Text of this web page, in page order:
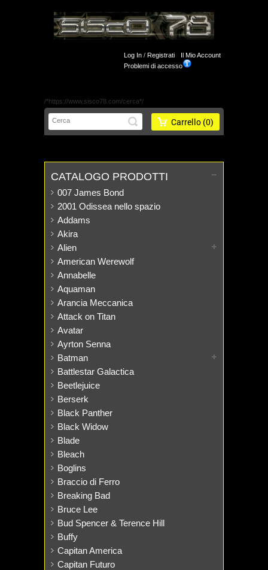
/*https://www.sisco78.com/cerca*/
Log In / Registrati
Il Mio Account
Problemi di accesso
Carrello (0)
CATALOGO PRODOTTI
007 James Bond
2001 Odissea nello spazio
Addams
Akira
Alien
American Werewolf
Annabelle
Aquaman
Arancia Meccanica
Attack on Titan
Avatar
Ayrton Senna
Batman
Battlestar Galactica
Beetlejuice
Berserk
Black Panther
Black Widow
Blade
Bleach
Boglins
Braccio di Ferro
Breaking Bad
Bruce Lee
Bud Spencer & Terence Hill
Buffy
Capitan America
Capitan Futuro